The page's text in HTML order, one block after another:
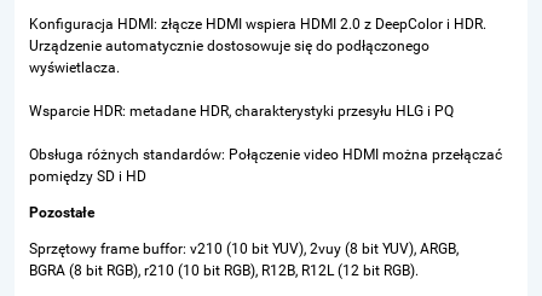
Konfiguracja HDMI: złącze HDMI wspiera HDMI 2.0 z DeepColor i HDR.
Urządzenie automatycznie dostosowuje się do podłączonego
wyświetlacza.
Wsparcie HDR: metadane HDR, charakterystyki przesyłu HLG i PQ
Obsługa różnych standardów: Połączenie video HDMI można przełączać
pomiędzy SD i HD
Pozostałe
Sprzętowy frame buffor: v210 (10 bit YUV), 2vuy (8 bit YUV), ARGB,
BGRA (8 bit RGB), r210 (10 bit RGB), R12B, R12L(12 bit RGB).